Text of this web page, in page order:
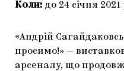
Коли: до 24 січня 2021
«Андрій
просимо!» —
арсеналу, що